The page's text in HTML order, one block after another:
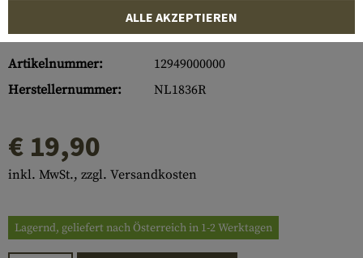
Artikelnummer:
12949000000
Herstellernummer:
NL1836R
€ 19,90
inkl. MwSt., zzgl. Versandkosten
Lagernd, geliefert nach Österreich in 1-2 Werktagen
ALLE AKZEPTIEREN